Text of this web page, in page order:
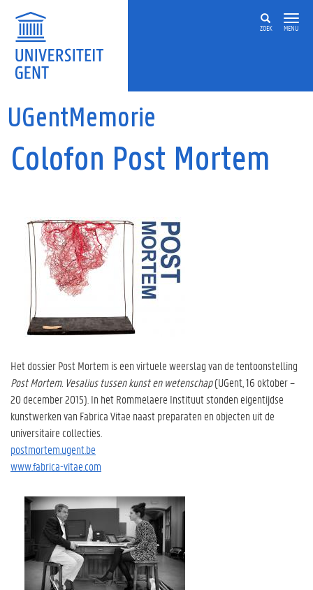
ZOEK MENU
UGentMemorie
Colofon Post Mortem
Het dossier Post Mortem is een virtuele weerslag van de tentoonstelling
Post Mortem. Vesalius tussen kunst en wetenschap(UGent, 16 oktober –
20 december 2015). In het Rommelaere Instituut stonden eigentijdse
kunstwerken van Fabrica Vitae naast preparaten en objecten uit de
universitaire collecties.
postmortem.ugent.be
www.fabrica-vitae.com